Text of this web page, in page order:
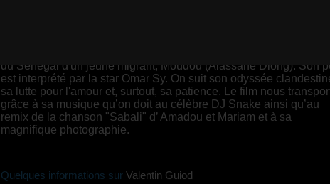
du Sénégal d'un jeune migrant, Moudou (Alassane Diong). Son
est interprété par la star Omar Sy. On suit son odyssée
sa lutte pour l'amour et, surtout, sa patience. Le film nous
grâce à sa musique qu’on doit au célèbre DJ Snake ainsi qu’au
remix de la chanson "Sabali" d’ Amadou et Mariam et à sa
magnifique photographie.
Quelques informations sur Valentin Guiod